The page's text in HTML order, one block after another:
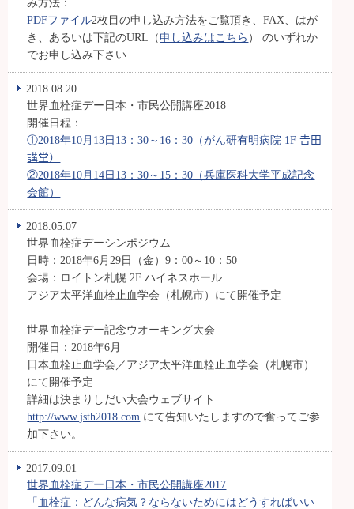
み方法：
PDFファイル2枚目の申し込み方法をご覧頂き、FAX、はが
き、あるいは下記のURL（申し込みはこちら ） のいずれか
でお申し込み下さい
2018.08.20
世界血栓症デー日本・市民公開講座2018
開催日程：
①2018年10月13日13：30～16：30（がん研有明病院 1F 𠮷田
講堂）
②2018年10月14日13：30～15：30（兵庫医科大学平成記念
会館）
2018.05.07
世界血栓症デーシンポジウム
日時：2018年6月29日（金）9：00～10：50
会場：ロイトン札幌 2F ハイネスホール
アジア太平洋血栓止血学会（札幌市）にて開催予定
世界血栓症デー記念ウオーキング大会
開催日：2018年6月
日本血栓止血学会／アジア太平洋血栓止血学会（札幌市）
にて開催予定
詳細は決まりしだい大会ウェブサイト
http://www.jsth2018.com にて告知いたしますので奮ってご参
加下さい。
2017.09.01
世界血栓症デー日本・市民公開講座2017
「血栓症：どんな病気？ならないためにはどうすればいい